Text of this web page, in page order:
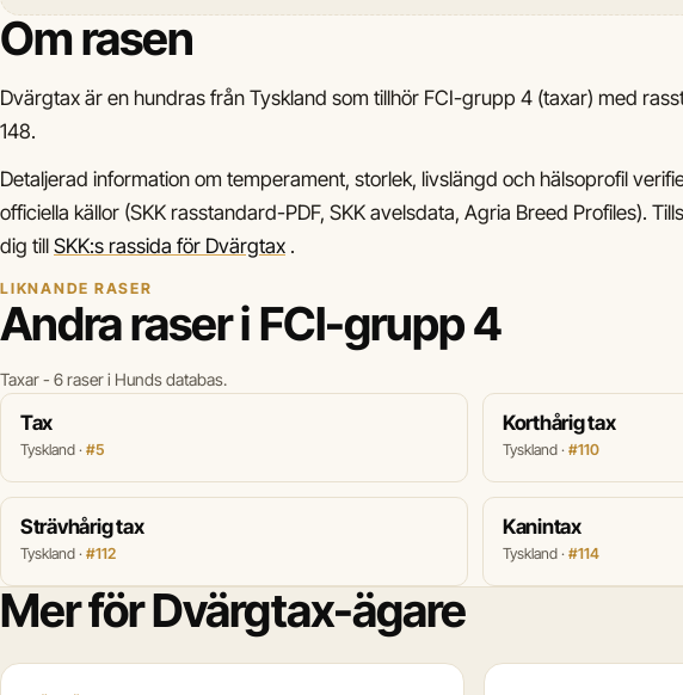
Om rasen
Dvärgtax är en hundras från Tyskland som tillhör FCI-grupp 4 (taxar) med
148.
Detaljerad information om temperament, storlek, livslängd och hälsoprofil
officiella källor (SKK rasstandard-PDF, SKK avelsdata, Agria Breed Profiles).
dig till SKK:s rassida för Dvärgtax .
LIKNANDE RASER
Andra raser i FCI-grupp 4
Taxar - 6 raser i Hunds databas.
Tax
Tyskland · #5
Korthårig tax
Tyskland · #110
Strävhårig tax
Tyskland · #112
Kanintax
Tyskland · #114
Mer för Dvärgtax-ägare